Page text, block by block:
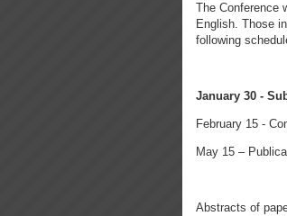
The Conference
English. Those
following
January 30 -
February 15 -
May 15 –
Abstracts of